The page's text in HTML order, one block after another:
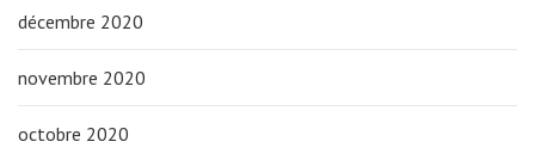
décembre 2020
novembre 2020
octobre 2020